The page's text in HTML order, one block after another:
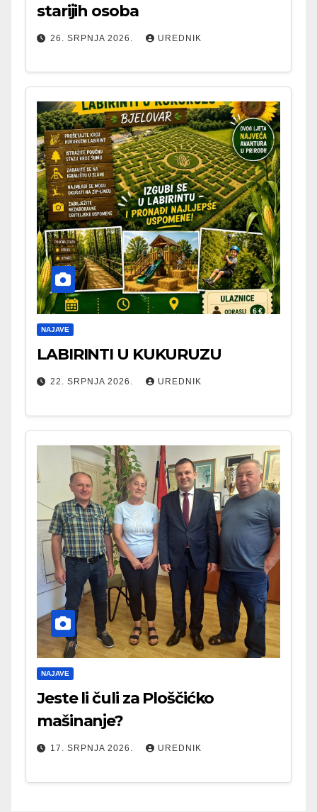
starijih osoba
26. SRPNJA 2026. UREDNIK
NAJAVE
LABIRINTI U KUKURUZU
22. SRPNJA 2026. UREDNIK
NAJAVE
Jeste li čuli za Ploščićko
mašinanje?
17. SRPNJA 2026. UREDNIK